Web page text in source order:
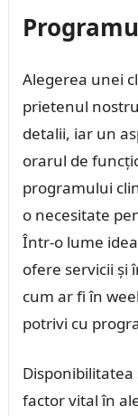
Alegerea unei
prietenul
detalii, iar un
orarul de
programului
o necesitate
Într-o lume
ofere servicii și
cum ar fi în
potrivi cu
factor vital în